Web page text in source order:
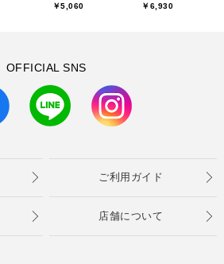
￥5,060
￥6,930
OFFICIAL SNS
ご利用ガイド
店舗について